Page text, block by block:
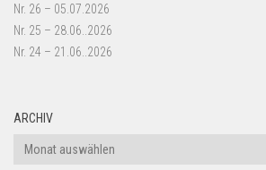
Nr. 26 – 05.07.2026
Nr. 25 – 28.06..2026
Nr. 24 – 21.06..2026
ARCHIV
Archiv